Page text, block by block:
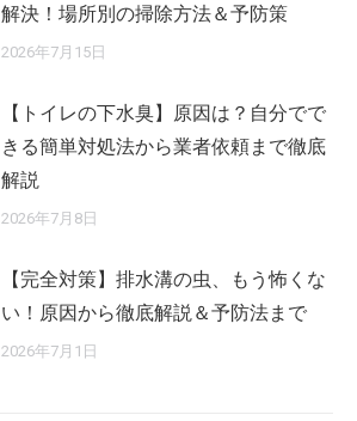
解決！場所別の掃除方法＆予防策
2026年7月15日
【トイレの下水臭】原因は？自分でで
きる簡単対処法から業者依頼まで徹底
解説
2026年7月8日
【完全対策】排水溝の虫、もう怖くな
い！原因から徹底解説＆予防法まで
2026年7月1日